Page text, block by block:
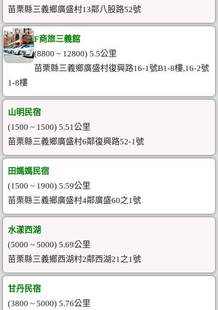
苗栗縣三義鄉廣盛村13鄰八股路52號
F商旅三義館
(8800 ~ 12800) 5.5公里
苗栗縣三義鄉廣盛村復興路16-1號B1-8樓,16-2號
1-8樓
山明民宿
(1500 ~ 1500) 5.51公里
苗栗縣三義鄉廣盛村6鄰復興路52-1號
田媽媽民宿
(1500 ~ 1900) 5.59公里
苗栗縣三義鄉廣盛村4鄰廣盛60之1號
水漾西湖
(5000 ~ 5000) 5.69公里
苗栗縣三義鄉西湖村2鄰西湖21之1號
甘丹民宿
(3800 ~ 5000) 5.76公里